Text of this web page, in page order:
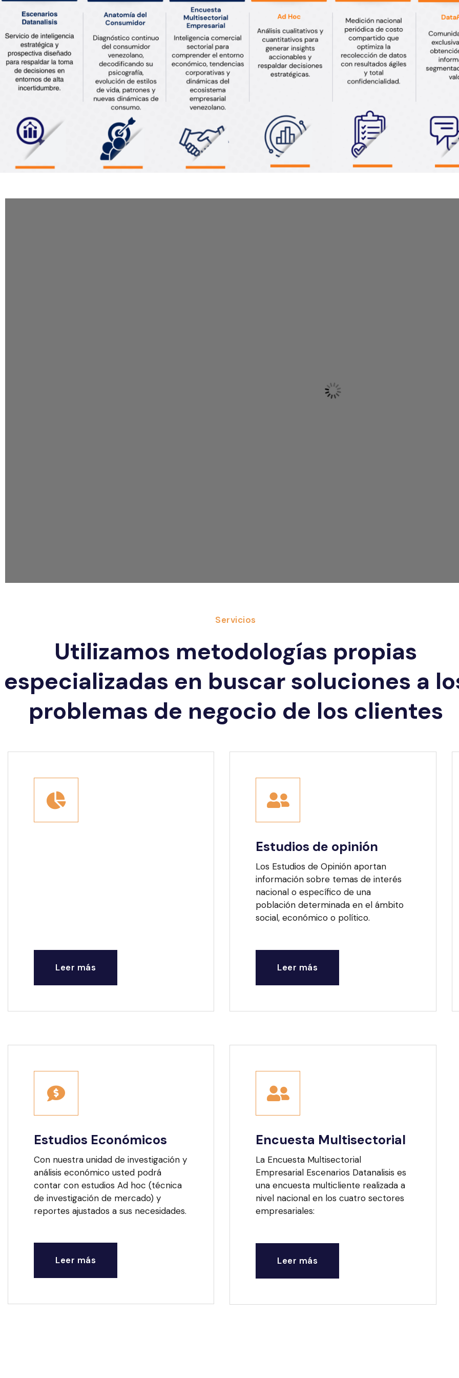
Servicios
Utilizamos metodologías propias
especializadas en buscar soluciones a
problemas de negocio de los clientes
Leer más
Estudios de opinión
Los Estudios de Opinión aportan
información sobre temas de interés
nacional o específico de una
población determinada en el ámbito
social, económico o político.
Leer más
Estudios Económicos
Con nuestra unidad de investigación y
análisis económico usted podrá
contar con estudios Ad hoc (técnica
de investigación de mercado) y
reportes ajustados a sus necesidades.
Leer más
Encuesta Multisectorial
La Encuesta Multisectorial
Empresarial Escenarios Datanalisis es
una encuesta multicliente realizada a
nivel nacional en los cuatro sectores
empresariales:
Leer más